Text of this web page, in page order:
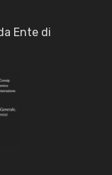
Ente di